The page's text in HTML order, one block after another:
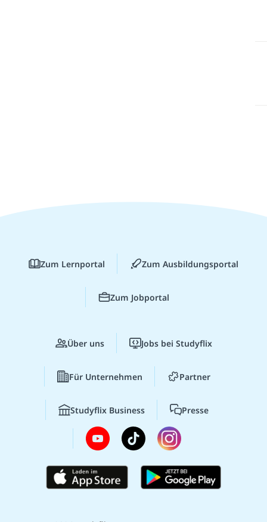
Zum Lernportal Zum Ausbildungsportal
Zum Jobportal
Über uns Jobs bei Studyflix
Für Unternehmen Partner
Studyflix Business Presse